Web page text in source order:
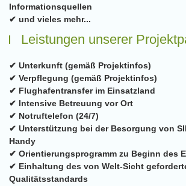
Informationsquellen
✔ und vieles mehr...
Leistungen unserer
✔ Unterkunft (gemäß Projektinfos)
✔ Verpflegung (gemäß Projektinfos)
✔ Flughafentransfer im Einsatzland
✔ Intensive Betreuung vor Ort
✔ Notruftelefon (24/7)
✔ Unterstützung bei der Besorgung von
Handy
✔ Orientierungsprogramm zu Beginn des
✔ Einhaltung des von Welt-Sicht
Qualitätsstandards